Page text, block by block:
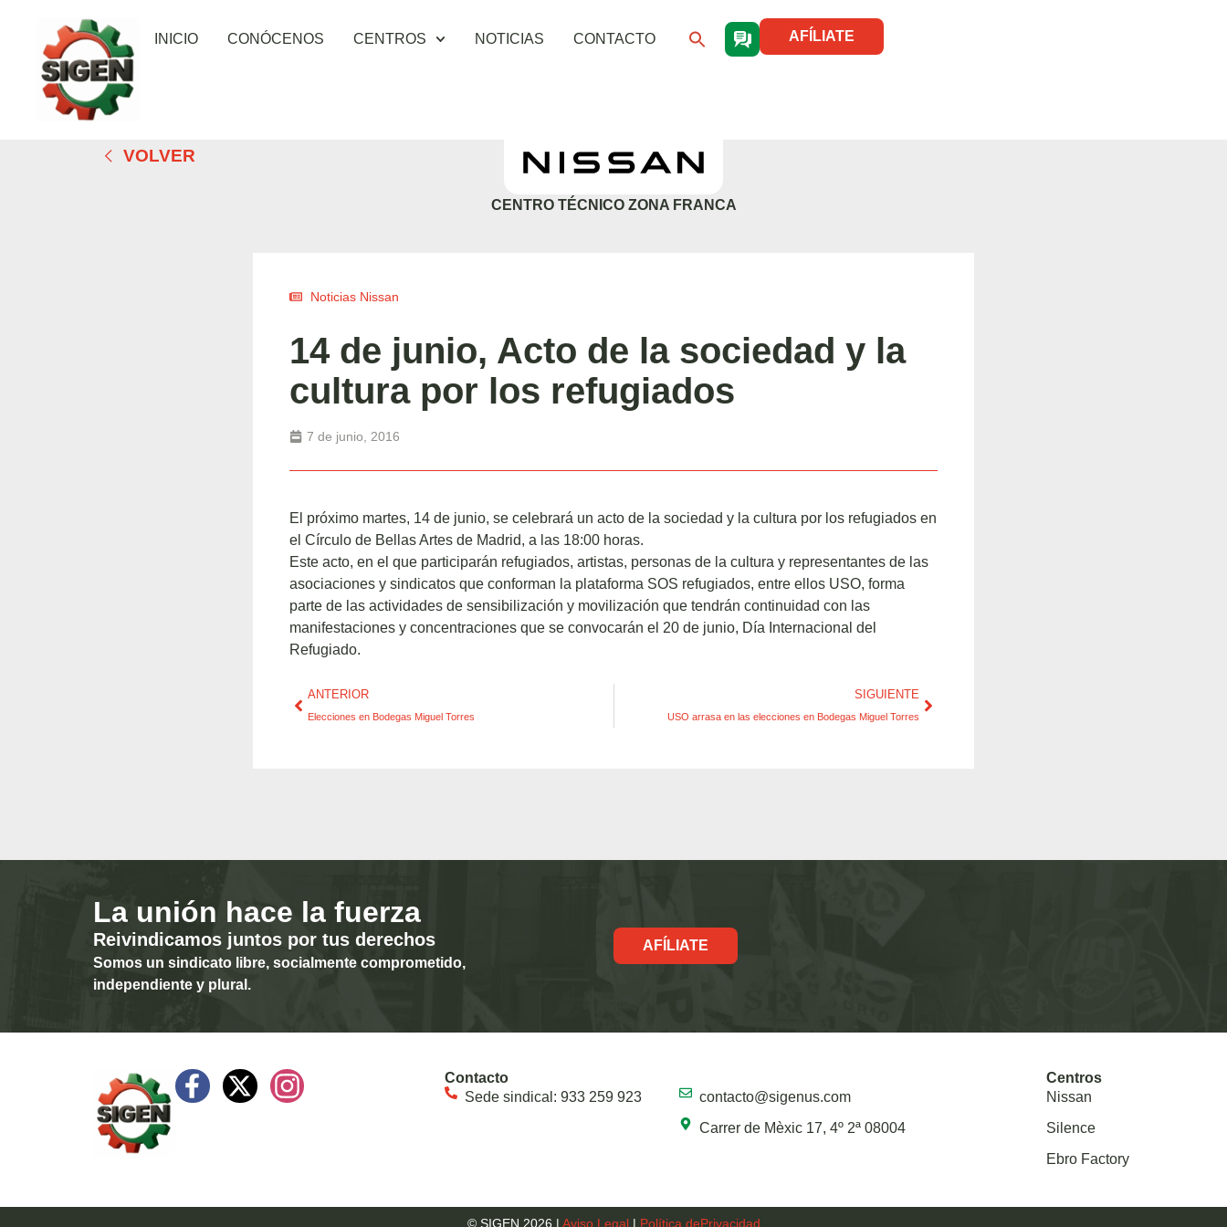
INICIO CONÓCENOS CENTROS NOTICIAS CONTACTO AFÍLIATE
VOLVER
CENTRO TÉCNICO ZONA FRANCA
Noticias Nissan
14 de junio, Acto de la sociedad y la
cultura por los refugiados
7 de junio, 2016
El próximo martes, 14 de junio, se celebrará un acto de la sociedad y la cultura por los refugiados en
el Círculo de Bellas Artes de Madrid, a las 18:00 horas.
Este acto, en el que participarán refugiados, artistas, personas de la cultura y representantes de las
asociaciones y sindicatos que conforman la plataforma SOS refugiados, entre ellos USO, forma
parte de las actividades de sensibilización y movilización que tendrán continuidad con las
manifestaciones y concentraciones que se convocarán el 20 de junio, Día Internacional del
Refugiado.
ANTERIOR
Elecciones en Bodegas Miguel Torres
SIGUIENTE
USO arrasa en las elecciones en Bodegas Miguel Torres
La unión hace la fuerza
Reivindicamos juntos por tus derechos
Somos un sindicato libre, socialmente comprometido,
independiente y plural.
AFÍLIATE
Contacto
Sede sindical: 933 259 923
contacto@sigenus.com
Carrer de Mèxic 17, 4º 2ª 08004
Centros
Nissan
Silence
Ebro Factory
© SIGEN 2026 | Aviso Legal| Política dePrivacidad